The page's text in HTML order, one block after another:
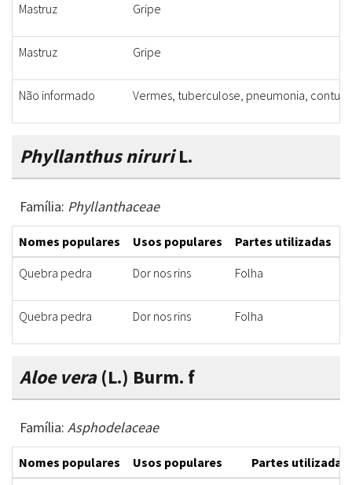
Mastruz
Gripe
Mastruz Gripe
Não informado Vermes, tuberculose, pneumonia,
Phyllanthus niruriL.
Família: Phyllanthaceae
Nomes populares Usos populares Partes utilizadas
Quebra pedra
Dor nos rins Folha
Quebra pedra Dor nos rins Folha
Aloe vera(L.) Burm. f
Família: Asphodelaceae
Nomes populares Usos populares
Partes utilizadas